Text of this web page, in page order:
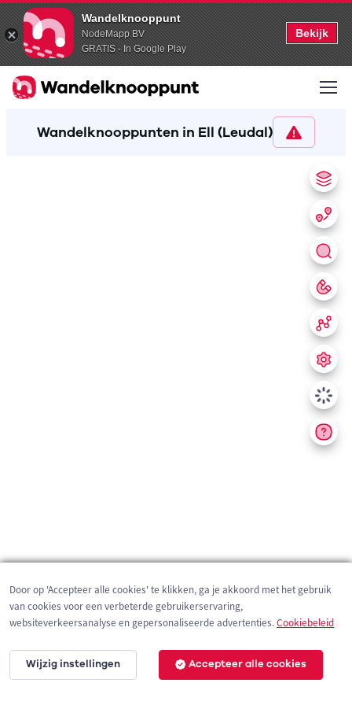
Wandelknooppunt
NodeMapp BV
GRATIS - In Google Play
Bekijk
Wandelknooppunten in Ell (Leudal)
200 m
Door op 'Accepteer alle cookies' te klikken, ga je akkoord met het gebruik
van cookies voor een verbeterde gebruikerservaring,
websiteverkeersanalyse en gepersonaliseerde advertenties.Cookiebeleid
Wijzig instellingen Accepteer alle cookies